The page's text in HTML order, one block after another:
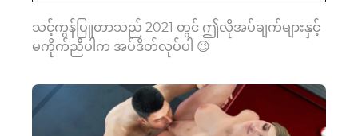
သင့်ကွန်ပြူတာသည် 2021 တွင် ဤလိုအပ်ချက်များနှင့်
မကိုက်ညီပါက အပ်ဒိတ်လုပ်ပါ 😉